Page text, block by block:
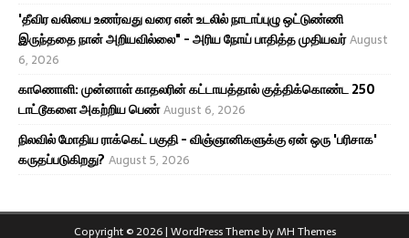
'தீவிர வலியை உணர்வது வரை என் உடலில் நாடாப்புழு ஒட்டுண்ணி
இருந்ததை நான் அறியவில்லை" - அரிய நோய் பாதித்த முதியவர்August
6, 2026
காணொளி: முன்னாள் காதலரின் கட்டாயத்தால் குத்திக்கொண்ட 250
டாட்டூகளை அகற்றிய பெண்August 6, 2026
நிலவில் மோதிய ராக்கெட் பகுதி - விஞ்ஞானிகளுக்கு ஏன் ஒரு 'பரிசாக'
கருதப்படுகிறது? August 5, 2026
Copyright © 2026 | WordPress Theme byMH Themes